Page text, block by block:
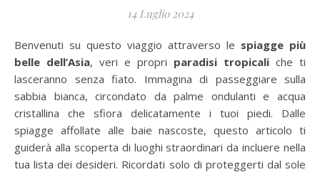
14 Luglio 2024
Benvenuti su questo viaggio attraverso le spiagge più
belle dell’Asia, veri e propri paradisi tropicali che ti
lasceranno senza fiato. Immagina di passeggiare sulla
sabbia bianca, circondato da palme ondulanti e acqua
cristallina che sfiora delicatamente i tuoi piedi. Dalle
spiagge affollate alle baie nascoste, questo articolo ti
guiderà alla scoperta di luoghi straordinari da incluere nella
tua lista dei desideri. Ricordati solo di proteggerti dal sole